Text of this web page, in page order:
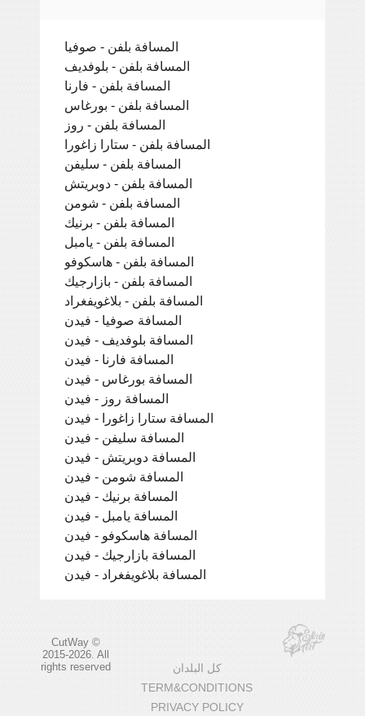
المسافة بلفن - صوفيا
المسافة بلفن - بلوفديف
المسافة بلفن - فارنا
المسافة بلفن - بورغاس
المسافة بلفن - روز
المسافة بلفن - ستارا زاغورا
المسافة بلفن - سليفن
المسافة بلفن - دوبريتش
المسافة بلفن - شومن
المسافة بلفن - برنيك
المسافة بلفن - يامبل
المسافة بلفن - هاسكوفو
المسافة بلفن - بازارجيك
المسافة بلفن - بلاغويفغراد
المسافة صوفيا - فيدن
المسافة بلوفديف - فيدن
المسافة فارنا - فيدن
المسافة بورغاس - فيدن
المسافة روز - فيدن
المسافة ستارا زاغورا - فيدن
المسافة سليفن - فيدن
المسافة دوبريتش - فيدن
المسافة شومن - فيدن
المسافة برنيك - فيدن
المسافة يامبل - فيدن
المسافة هاسكوفو - فيدن
المسافة بازارجيك - فيدن
المسافة بلاغويفغراد - فيدن
CutWay ©
2015-2026. All
rights reserved
كل البلدان
TERM&CONDITIONS
PRIVACY POLICY